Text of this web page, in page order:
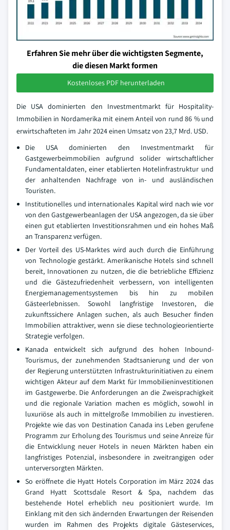
Erfahren Sie mehr über die wichtigsten Segmente,
die diesen Markt formen
Kostenloses PDF herunterladen
Die USA dominierten den Investmentmarkt für Hospitality-
Immobilien in Nordamerika mit einem Anteil von rund 86 % und
erwirtschafteten im Jahr 2024 einen Umsatz von 23,7 Mrd. USD.
Die USA dominierten den Investmentmarkt für
Gastgewerbeimmobilien aufgrund solider wirtschaftlicher
Fundamentaldaten, einer etablierten Hotelinfrastruktur und
der anhaltenden Nachfrage von in- und ausländischen
Touristen.
Institutionelles und internationales Kapital wird nach wie vor
von den Gastgewerbeanlagen der USA angezogen, da sie über
einen gut etablierten Investitionsrahmen und ein hohes Maß
an Transparenz verfügen.
Der Vorteil des US-Marktes wird auch durch die Einführung
von Technologie gestärkt. Amerikanische Hotels sind schnell
bereit, Innovationen zu nutzen, die die betriebliche Effizienz
und die Gästezufriedenheit verbessern, von intelligenten
Energiemanagementsystemen bis hin zu mobilen
Gästeerlebnissen. Sowohl langfristige Investoren, die
zukunftssichere Anlagen suchen, als auch Besucher finden
Immobilien attraktiver, wenn sie diese technologieorientierte
Strategie verfolgen.
Kanada entwickelt sich aufgrund des hohen Inbound-
Tourismus, der zunehmenden Stadtsanierung und der von
der Regierung unterstützten Infrastrukturinitiativen zu einem
wichtigen Akteur auf dem Markt für Immobilieninvestitionen
im Gastgewerbe. Die Anforderungen an die Zweisprachigkeit
und die regionale Variation machen es möglich, sowohl in
luxuriöse als auch in mittelgroße Immobilien zu investieren.
Projekte wie das von Destination Canada ins Leben gerufene
Programm zur Erholung des Tourismus und seine Anreize für
die Entwicklung neuer Hotels in neuen Märkten haben ein
langfristiges Potenzial, insbesondere in zweitrangigen oder
unterversorgten Märkten.
So eröffnete die Hyatt Hotels Corporation im März 2024 das
Grand Hyatt Scottsdale Resort & Spa, nachdem das
bestehende Hotel erheblich neu positioniert wurde. Im
Einklang mit den sich ändernden Erwartungen der Reisenden
wurden im Rahmen des Projekts digitale Gästeservices,